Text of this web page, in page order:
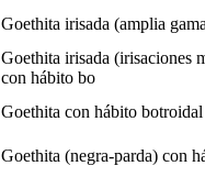
Goethita irisada (amplia
Goethita irisada (irisaciones
con hábito bo
Goethita con hábito
Goethita (negra-parda) con